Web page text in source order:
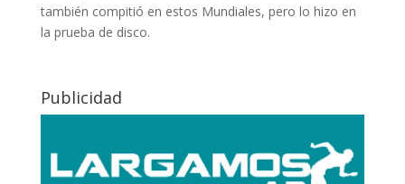
también compitió en estos Mundiales, pero lo hizo en
la prueba de disco.
Publicidad